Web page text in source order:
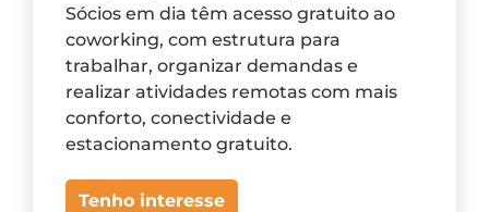
Sócios em dia têm acesso gratuito ao
coworking, com estrutura para
trabalhar, organizar demandas e
realizar atividades remotas com mais
conforto, conectividade e
estacionamento gratuito.
Tenho interesse